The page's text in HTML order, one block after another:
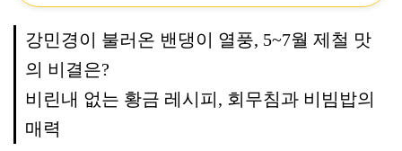
강민경이 불러온 밴댕이 열풍, 5~7월 제철 맛
의 비결은?
비린내 없는 황금 레시피, 회무침과 비빔밥의
매력